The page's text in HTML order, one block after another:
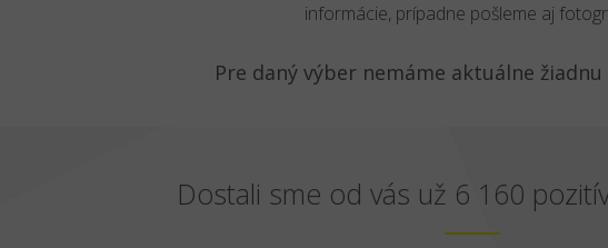
informácie, prípadne pošleme aj
Pre daný výber nemáme aktuálne
Dostali sme od vás už 6 160